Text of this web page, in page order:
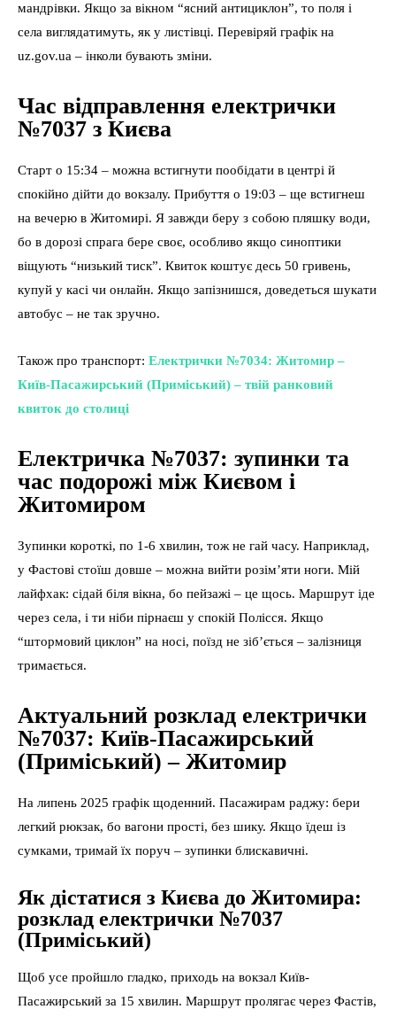
мандрівки. Якщо за вікном “ясний антициклон”, то поля і
села виглядатимуть, як у листівці. Перевіряй графік на
uz.gov.ua – інколи бувають зміни.
Час відправлення електрички
№7037 з Києва
Старт о 15:34 – можна встигнути пообідати в центрі й
спокійно дійти до вокзалу. Прибуття о 19:03 – ще встигнеш
на вечерю в Житомирі. Я завжди беру з собою пляшку води,
бо в дорозі спрага бере своє, особливо якщо синоптики
віщують “низький тиск”. Квиток коштує десь 50 гривень,
купуй у касі чи онлайн. Якщо запізнишся, доведеться шукати
автобус – не так зручно.
Також про транспорт: Електрички №7034: Житомир –
Київ-Пасажирський (Приміський) – твій ранковий
квиток до столиці
Електричка №7037: зупинки та
час подорожі між Києвом і
Житомиром
Зупинки короткі, по 1-6 хвилин, тож не гай часу. Наприклад,
у Фастові стоїш довше – можна вийти розім’яти ноги. Мій
лайфхак: сідай біля вікна, бо пейзажі – це щось. Маршрут іде
через села, і ти ніби пірнаєш у спокій Полісся. Якщо
“штормовий циклон” на носі, поїзд не зіб’ється – залізниця
тримається.
Актуальний розклад електрички
№7037: Київ-Пасажирський
(Приміський) – Житомир
На липень 2025 графік щоденний. Пасажирам раджу: бери
легкий рюкзак, бо вагони прості, без шику. Якщо їдеш із
сумками, тримай їх поруч – зупинки блискавичні.
Як дістатися з Києва до Житомира:
розклад електрички №7037
(Приміський)
Щоб усе пройшло гладко, приходь на вокзал Київ-
Пасажирський за 15 хвилин. Маршрут пролягає через Фастів,